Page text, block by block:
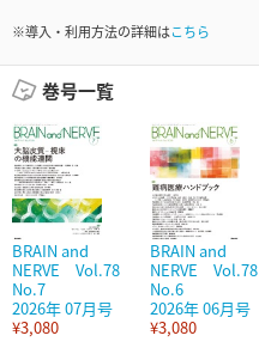
※導入・利用方法の詳細はこちら
巻号一覧
BRAIN and
NERVE Vol.78
No.7
2026年 07月号
¥3,080
BRAIN and
NERVE Vol.78
No.6
2026年 06月号
¥3,080